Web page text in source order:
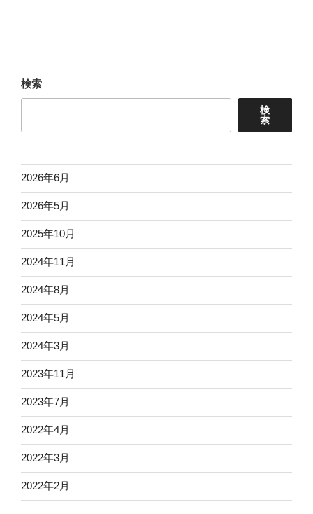
k
s
検索
検
索
2026年6月
2026年5月
2025年10月
2024年11月
2024年8月
2024年5月
2024年3月
2023年11月
2023年7月
2022年4月
2022年3月
2022年2月